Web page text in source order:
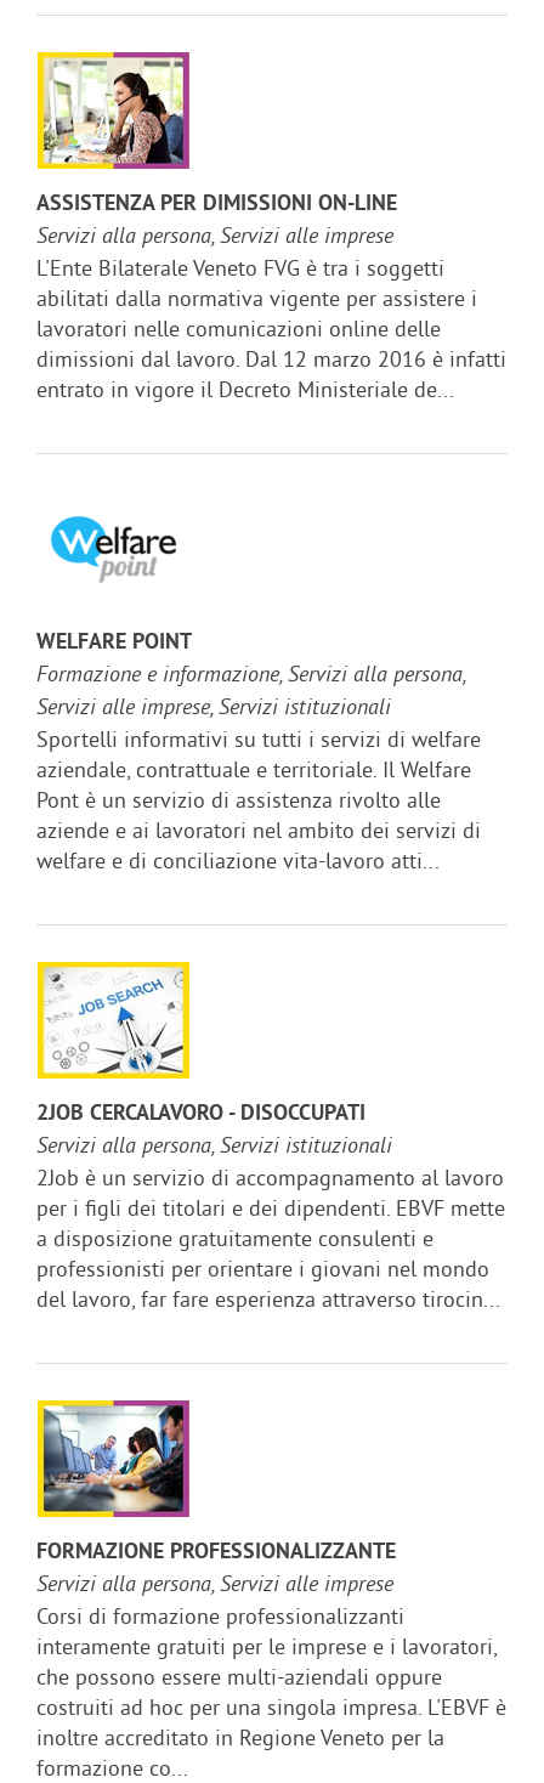
ASSISTENZA PER DIMISSIONI ON-LINE
Servizi alla persona, Servizi alle imprese
L'Ente Bilaterale Veneto FVG è tra i soggetti
abilitati dalla normativa vigente per assistere i
lavoratori nelle comunicazioni online delle
dimissioni dal lavoro. Dal 12 marzo 2016 è infatti
entrato in vigore il Decreto Ministeriale de...
WELFARE POINT
Formazione e informazione, Servizi alla persona,
Servizi alle imprese, Servizi istituzionali
Sportelli informativi su tutti i servizi di welfare
aziendale, contrattuale e territoriale. Il Welfare
Pont è un servizio di assistenza rivolto alle
aziende e ai lavoratori nel ambito dei servizi di
welfare e di conciliazione vita-lavoro atti...
2JOB CERCALAVORO - DISOCCUPATI
Servizi alla persona, Servizi istituzionali
2Job è un servizio di accompagnamento al lavoro
per i figli dei titolari e dei dipendenti. EBVF mette
a disposizione gratuitamente consulenti e
professionisti per orientare i giovani nel mondo
del lavoro, far fare esperienza attraverso tirocin...
FORMAZIONE PROFESSIONALIZZANTE
Servizi alla persona, Servizi alle imprese
Corsi di formazione professionalizzanti
interamente gratuiti per le imprese e i lavoratori,
che possono essere multi-aziendali oppure
costruiti ad hoc per una singola impresa. L'EBVF è
inoltre accreditato in Regione Veneto per la
formazione co...